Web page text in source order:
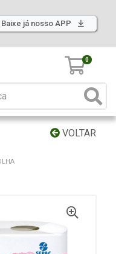
Baixe já nosso APP
0
VOLTAR